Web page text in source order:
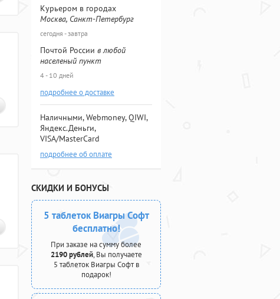
Курьером в городах
Москва, Санкт-Петербург
сегодня - завтра
Почтой России в любой
населеный пункт
4 - 10 дней
подробнее о доставке
Наличными, Webmoney, QIWI,
Яндекс.Деньги,
VISA/MasterCard
подробнее об оплате
СКИДКИ И БОНУСЫ
5 таблеток Виагры Софт
бесплатно!
При заказе на сумму более
2190 рублей, Вы получаете
5 таблеток Виагры Софт в
подарок!